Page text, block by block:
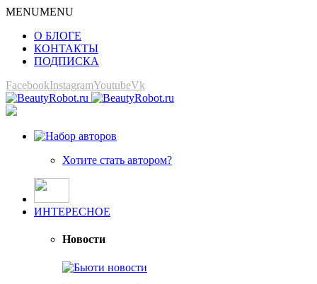
MENUMENU
О БЛОГЕ
КОНТАКТЫ
ПОДПИСКА
FacebookInstagramYoutubeVk
Хотите стать автором?
ИНТЕРЕСНОЕ
Новости